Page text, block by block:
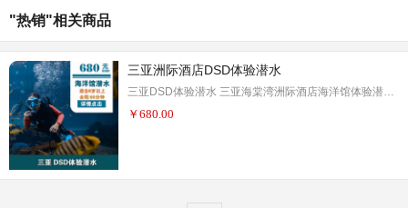
"热销"相关商品
三亚洲际酒店DSD体验潜水
三亚DSD体验潜水 三亚海棠湾洲际酒店海洋馆体验潜水，DSD（Discover Scuba Diving）体验潜水课程是专门针对初次接触潜水的人士，通过DSD体验课程对潜水进行全面的了解，系统的学习潜水知识。
￥ 680.00